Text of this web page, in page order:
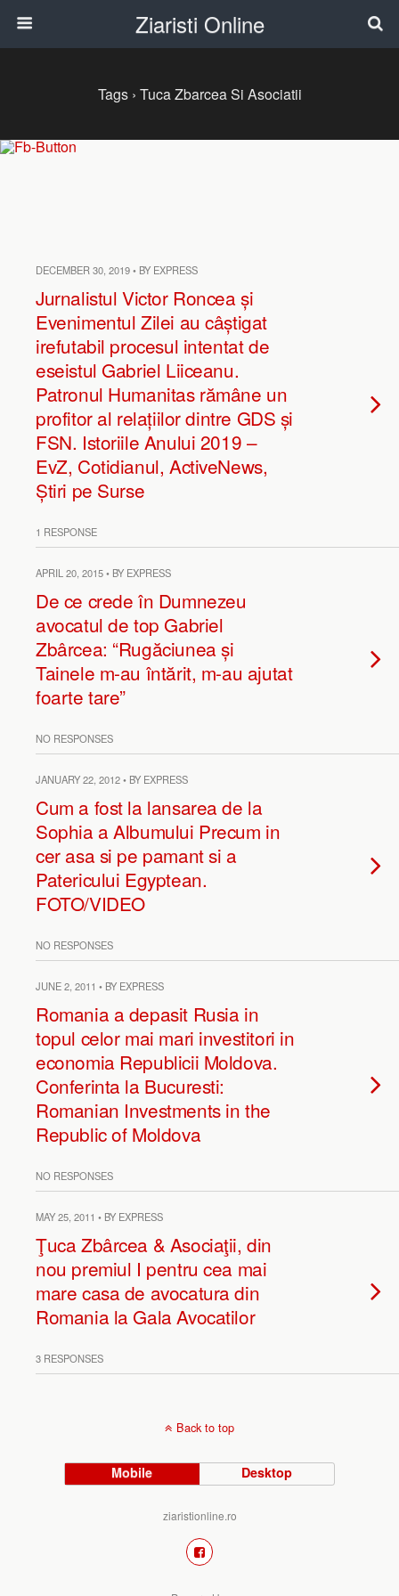
Ziaristi Online
Tags › Tuca Zbarcea Si Asociatii
DECEMBER 30, 2019 • BY EXPRESS
Jurnalistul Victor Roncea și
Evenimentul Zilei au câștigat
irefutabil procesul intentat de
eseistul Gabriel Liiceanu.
Patronul Humanitas rămâne un
profitor al relațiilor dintre GDS și
FSN. Istoriile Anului 2019 –
EvZ, Cotidianul, ActiveNews,
Știri pe Surse
1 RESPONSE
APRIL 20, 2015 • BY EXPRESS
De ce crede în Dumnezeu
avocatul de top Gabriel
Zbârcea: “Rugăciunea și
Tainele m-au întărit, m-au ajutat
foarte tare”
NO RESPONSES
JANUARY 22, 2012 • BY EXPRESS
Cum a fost la lansarea de la
Sophia a Albumului Precum in
cer asa si pe pamant si a
Patericului Egyptean.
FOTO/VIDEO
NO RESPONSES
JUNE 2, 2011 • BY EXPRESS
Romania a depasit Rusia in
topul celor mai mari investitori in
economia Republicii Moldova.
Conferinta la Bucuresti:
Romanian Investments in the
Republic of Moldova
NO RESPONSES
MAY 25, 2011 • BY EXPRESS
Ţuca Zbârcea & Asociaţii, din
nou premiul I pentru cea mai
mare casa de avocatura din
Romania la Gala Avocatilor
3 RESPONSES
Back to top
Mobile Desktop
ziaristionline.ro